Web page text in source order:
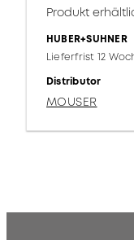
Produkt
HUBER+SUHNER
Lieferfrist 12
Distributor
MOUSER